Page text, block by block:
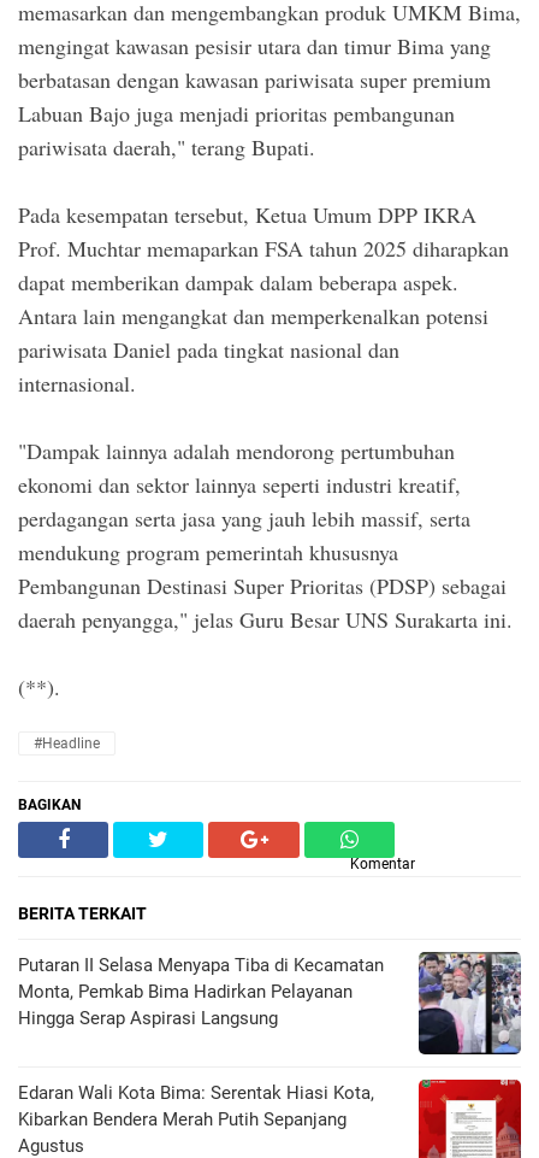
memasarkan dan mengembangkan produk UMKM Bima,
mengingat kawasan pesisir utara dan timur Bima yang
berbatasan dengan kawasan pariwisata super premium
Labuan Bajo juga menjadi prioritas pembangunan
pariwisata daerah," terang Bupati.
Pada kesempatan tersebut, Ketua Umum DPP IKRA
Prof. Muchtar memaparkan FSA tahun 2025 diharapkan
dapat memberikan dampak dalam beberapa aspek.
Antara lain mengangkat dan memperkenalkan potensi
pariwisata Daniel pada tingkat nasional dan
internasional.
"Dampak lainnya adalah mendorong pertumbuhan
ekonomi dan sektor lainnya seperti industri kreatif,
perdagangan serta jasa yang jauh lebih massif, serta
mendukung program pemerintah khususnya
Pembangunan Destinasi Super Prioritas (PDSP) sebagai
daerah penyangga," jelas Guru Besar UNS Surakarta ini.
(**).
#Headline
BAGIKAN
Komentar
BERITA TERKAIT
Putaran II Selasa Menyapa Tiba di Kecamatan
Monta, Pemkab Bima Hadirkan Pelayanan
Hingga Serap Aspirasi Langsung
Edaran Wali Kota Bima: Serentak Hiasi Kota,
Kibarkan Bendera Merah Putih Sepanjang
Agustus